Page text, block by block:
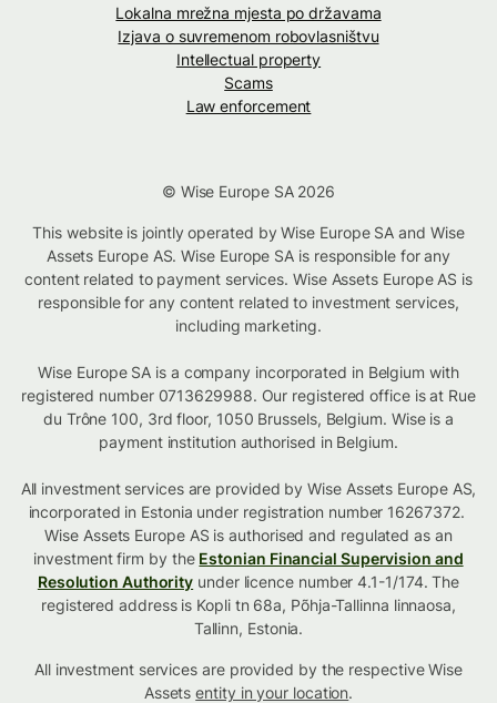
Lokalna mrežna mjesta po državama
Izjava o suvremenom robovlasništvu
Intellectual property
Scams
Law enforcement
© Wise Europe SA 2026
This website is jointly operated by Wise Europe SA and Wise
Assets Europe AS. Wise Europe SA is responsible for any
content related to payment services. Wise Assets Europe AS is
responsible for any content related to investment services,
including marketing.
Wise Europe SA is a company incorporated in Belgium with
registered number 0713629988. Our registered office is at Rue
du Trône 100, 3rd floor, 1050 Brussels, Belgium. Wise is a
payment institution authorised in Belgium.
All investment services are provided by Wise Assets Europe AS,
incorporated in Estonia under registration number 16267372.
Wise Assets Europe AS is authorised and regulated as an
investment firm by the Estonian Financial Supervision and
Resolution Authority under licence number 4.1-1/174. The
registered address is Kopli tn 68a, Põhja-Tallinna linnaosa,
Tallinn, Estonia.
All investment services are provided by the respective Wise
Assetsentity in your location.